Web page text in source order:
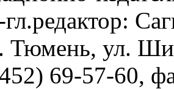
гл.редактор:
Тюмень, ул.
69-57-60,